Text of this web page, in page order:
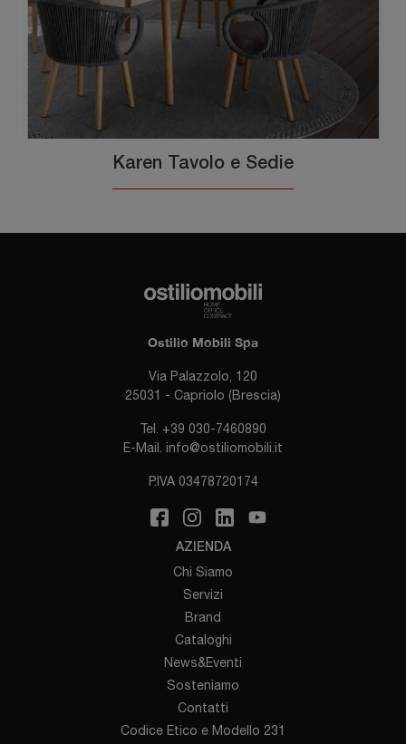
Karen Tavolo e Sedie
Ostilio Mobili Spa
Via Palazzolo, 120
25031 - Capriolo (Brescia)
Tel. +39 030-7460890
E-Mail. info@ostiliomobili.it
P.IVA 03478720174
AZIENDA
Chi Siamo
Servizi
Brand
Cataloghi
News&Eventi
Sosteniamo
Contatti
Codice Etico e Modello 231